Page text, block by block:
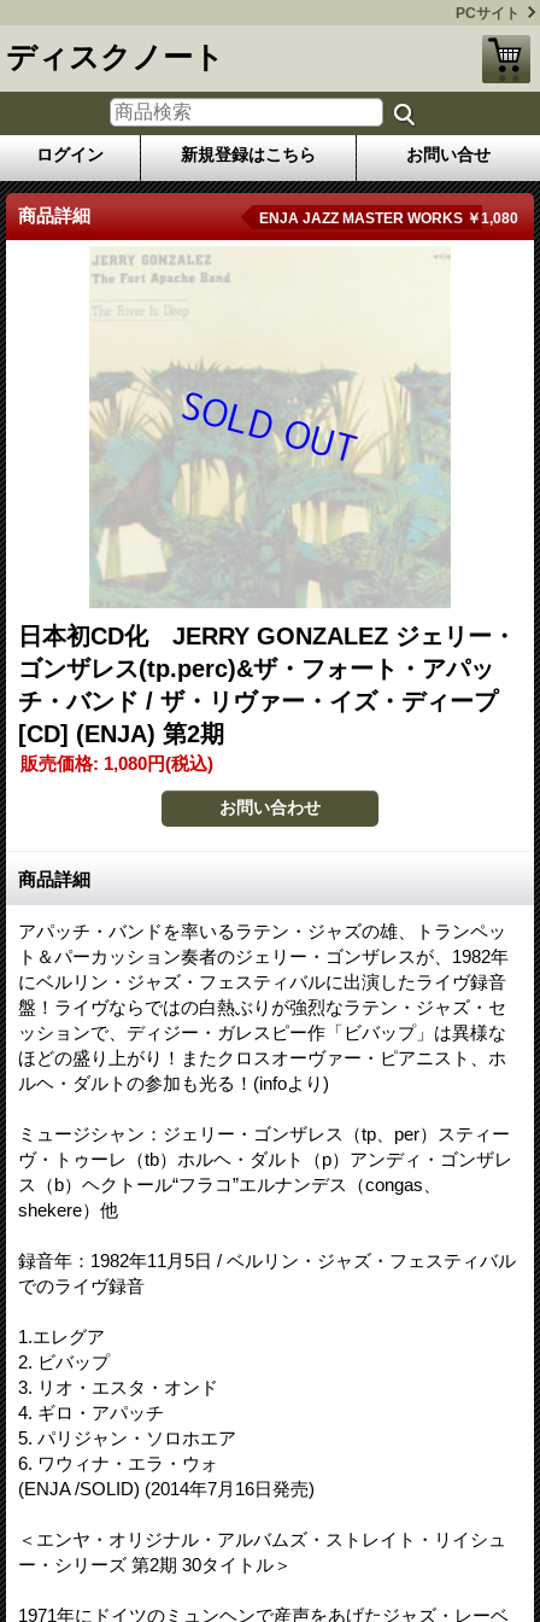
PCサイト
ディスクノート
ログイン 新規登録はこちら お問い合せ
商品詳細 ENJA JAZZ MASTER WORKS ￥1,080
日本初CD化 JERRY GONZALEZ ジェリー・
ゴンザレス(tp.perc)&ザ・フォート・アパッ
チ・バンド / ザ・リヴァー・イズ・ディープ
[CD] (ENJA) 第2期
販売価格: 1,080円(税込)
商品詳細
アパッチ・バンドを率いるラテン・ジャズの雄、トランペッ
ト＆パーカッション奏者のジェリー・ゴンザレスが、1982年
にベルリン・ジャズ・フェスティバルに出演したライヴ録音
盤！ライヴならではの白熱ぶりが強烈なラテン・ジャズ・セ
ッションで、ディジー・ガレスピー作「ビバップ」は異様な
ほどの盛り上がり！またクロスオーヴァー・ピアニスト、ホ
ルヘ・ダルトの参加も光る！(infoより)
ミュージシャン：ジェリー・ゴンザレス（tp、per）スティー
ヴ・トゥーレ（tb）ホルヘ・ダルト（p）アンディ・ゴンザレ
ス（b）ヘクトール“フラコ”エルナンデス（congas、
shekere）他
録音年：1982年11月5日 / ベルリン・ジャズ・フェスティバル
でのライヴ録音
1.エレグア
2. ビバップ
3. リオ・エスタ・オンド
4. ギロ・アパッチ
5. パリジャン・ソロホエア
6. ワウィナ・エラ・ウォ
(ENJA /SOLID) (2014年7月16日発売)
＜エンヤ・オリジナル・アルバムズ・ストレイト・リイシュ
ー・シリーズ 第2期 30タイトル＞
1971年にドイツのミュンヘンで産声をあげたジャズ・レーベ